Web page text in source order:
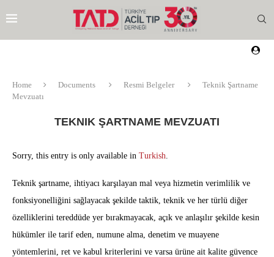
Home Documents Resmi Belgeler
Teknik Şartname
Mevzuatı
TEKNIK ŞARTNAME MEVZUATI
Sorry, this entry is only available in Turkish
Teknik şartname, ihtiyacı karşılayan mal veya hizmetin verimlilik ve
fonksiyonelliğini sağlayacak şekilde taktik, teknik ve her türlü diğer
özelliklerini tereddüde yer bırakmayacak, açık ve anlaşılır şekilde kesin
hükümler ile tarif eden, numune alma, denetim ve muayene
yöntemlerini, ret ve kabul kriterlerini ve varsa ürüne ait kalite güvence